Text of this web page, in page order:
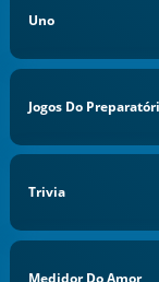
Uno
Jogos Do
Trivia
Medidor Do Amor